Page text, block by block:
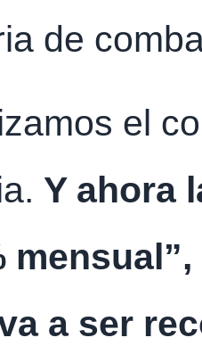
de
el
Y ahora
a ser